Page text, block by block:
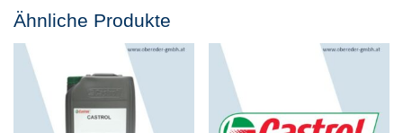
Ähnliche Produkte